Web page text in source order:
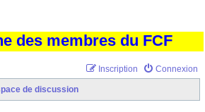
des membres du FCF
Connexion
Inscription
de discussion